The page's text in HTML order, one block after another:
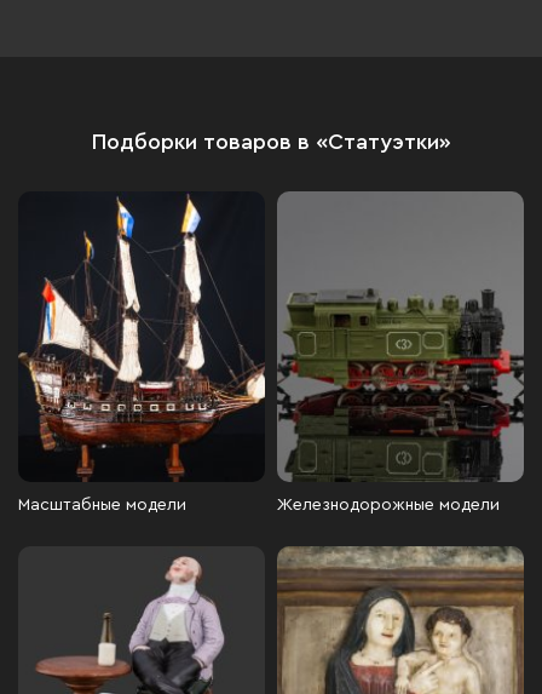
Подборки товаров в «Статуэтки»
Масштабные модели Железнодорожные модели